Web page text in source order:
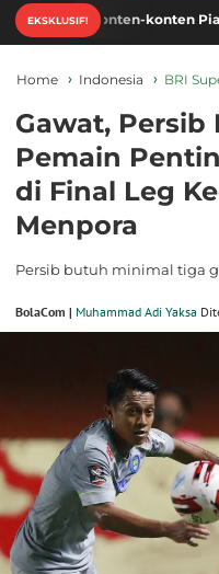
EKSKLUSIF!
konten Piala Dunia
Home Indonesia BRI
Gawat, Persib
Pemain
di Final Leg
Menpora
Persib butuh minimal tiga
BolaCom | Muhammad Adi Yaksa